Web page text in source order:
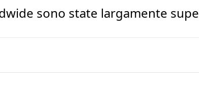
sono state largamente